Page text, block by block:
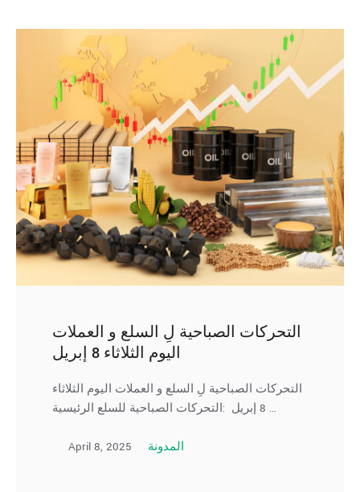
التحركات الصباحية لِ السلع و العملات
التحركات الصباحية لِ السلع و العملات اليوم الثلاثاء
8 إبريل :التحركات الصباحية للسلع الرئيسية …
April 8, 2025 المدونة